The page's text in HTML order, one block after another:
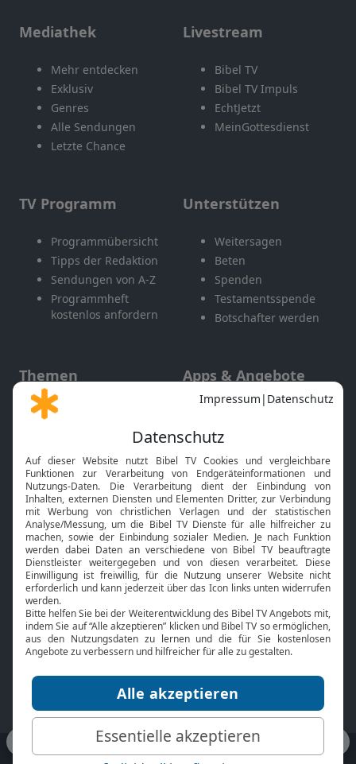
Mediathek
Mehr entdecken
Exklusiv
Genres
Alle Sendungen
Letzte Chance
Livestream
Bibel TV
Bibel TV Impuls
EchtJetzt
MeinGottesdienst
TV Programm
Programmübersicht
Tipps der Redaktion
Sendungen von A-Z
Programmheft
kostenlos anfordern
Unterstützen
Weitersagen
Beten
Spenden
Testamentsspende
Botschafter werden
Themen
Gott und Bibel erklärt
Neuigkeiten
Apps & Angebote
Mobile App
Smart TV
HbbTV
Bibelthek Online-Bibel
Nächster Gottesdienst
Bibel TV
Über uns
Jobs
Mediadaten
Service
Kontakt
TV-Empfang
bibeltv.de: Impressum
Datenschutz